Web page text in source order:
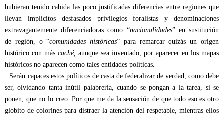
hubieran tenido cabida las poco justificadas diferencias entre regiones que
llevan implícitos desfasados privilegios foralistas y denominaciones
extravagantemente diferenciadoras como “nacionalidades” en sustitución
de región, o “comunidades históricas” para remarcar quizás un origen
histórico con más caché, aunque sea inventado, por aparecer en los mapas
históricos no aparecen como tales entidades políticas
Serán capaces estos políticos de casta de federalizar de verdad, como debe
ser, olvidando tanta inútil palabrería, cuando se pongan a la tarea, si se
ponen, que no lo creo. Por que me da la sensación de que todo eso es otro
globito de colorines para distraer la atención del respetable, mientras ellos